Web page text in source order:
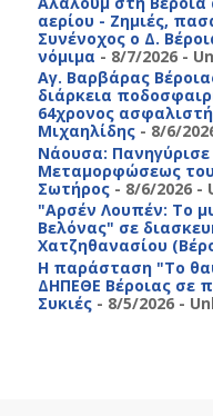
αερίου - Ζημιές,
Συνένοχος ο Δ.
νόμιμα - 8/7/2026-
Αγ. Βαρβάρας
διάρκεια
64χρονος
Μιχαηλίδης- 8/6/
Νάουσα:
Μεταμορφώσεως
Σωτήρος- 8/6/2026-
"Αρσέν Λουπέν: Το
Βελόνας" σε
Χατζηθανασίου
Η παράσταση "Το
ΔΗΠΕΘΕ Βέροιας σε
Συκιές- 8/5/2026-